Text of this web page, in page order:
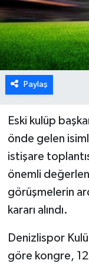
Paylaş
Eski kulüp
önde gelen
istişare
önemli
görüşmelerin
kararı alındı.
Denizlispor
göre kongre,